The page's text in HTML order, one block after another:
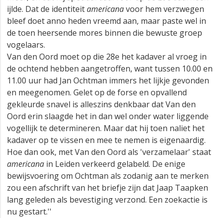
ijlde. Dat de identiteitamericanavoor hem verzwegen
bleef doet anno heden vreemd aan, maar paste wel in
de toen heersende mores binnen die bewuste groep
vogelaars.
Van den Oord moet op die 28e het kadaver al vroeg in
de ochtend hebben aangetroffen, want tussen 10.00 en
11.00 uur had Jan Ochtman immers het lijkje gevonden
en meegenomen. Gelet op de forse en opvallend
gekleurde snavel is alleszins denkbaar dat Van den
Oord erin slaagde het in dan wel onder water liggende
vogellijk te determineren. Maar dat hij toen naliet het
kadaver op te vissen en mee te nemen is eigenaardig.
Hoe dan ook, met Van den Oord als 'verzamelaar' staat
americana in Leiden verkeerd gelabeld. De enige
bewijsvoering om Ochtman als zodanig aan te merken
zou een afschrift van het briefje zijn dat Jaap Taapken
lang geleden als bevestiging verzond. Een zoekactie is
nu gestart.''